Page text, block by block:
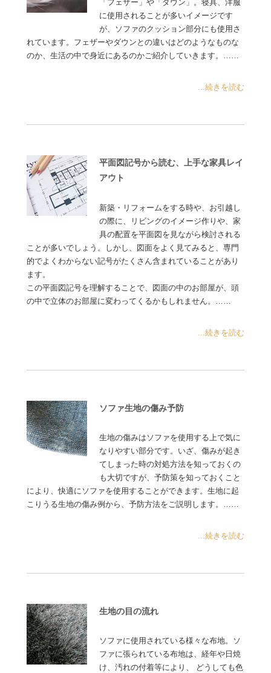
「フェザー」や「ダウン」。寝具、洋服
に使用されることが多いイメージです
が、ソファのクッション部分にも使用さ
れています。フェザーやダウンとの違いはどのようなものな
のか、生活の中で身近にあるのかご紹介していきます。……
...続きを読む
平面図記号から読む、上手な家具レイ
アウト
新築・リフォームをする時や、お引越し
の際に、リビングのイメージ作りや、家
具の配置を平面図を見ながら検討される
ことが多いでしょう。しかし、図面をよく見てみると、専門
的でよくわからない記号がたくさん含まれていることがあり
ます。
この平面図記号を理解することで、図面の中のお部屋が、頭
の中で立体のお部屋に変わってくるかもしれません。……
...続きを読む
ソファ生地の傷み予防
生地の傷みはソファを使用する上で気に
なりやすい部分です。いざ、傷みが起き
てしまった時の対処方法を知っておくの
も大切ですが、予防策を知っておくこと
により、快適にソファを使用することができます。生地に起
こりうる生地の傷み例から、予防方法をご説明します。……
...続きを読む
生地の目の流れ
ソファに使用されている様々な布地。ソ
ファに張られている布地は、経年や日焼
け、汚れの付着等により、 どうしても色